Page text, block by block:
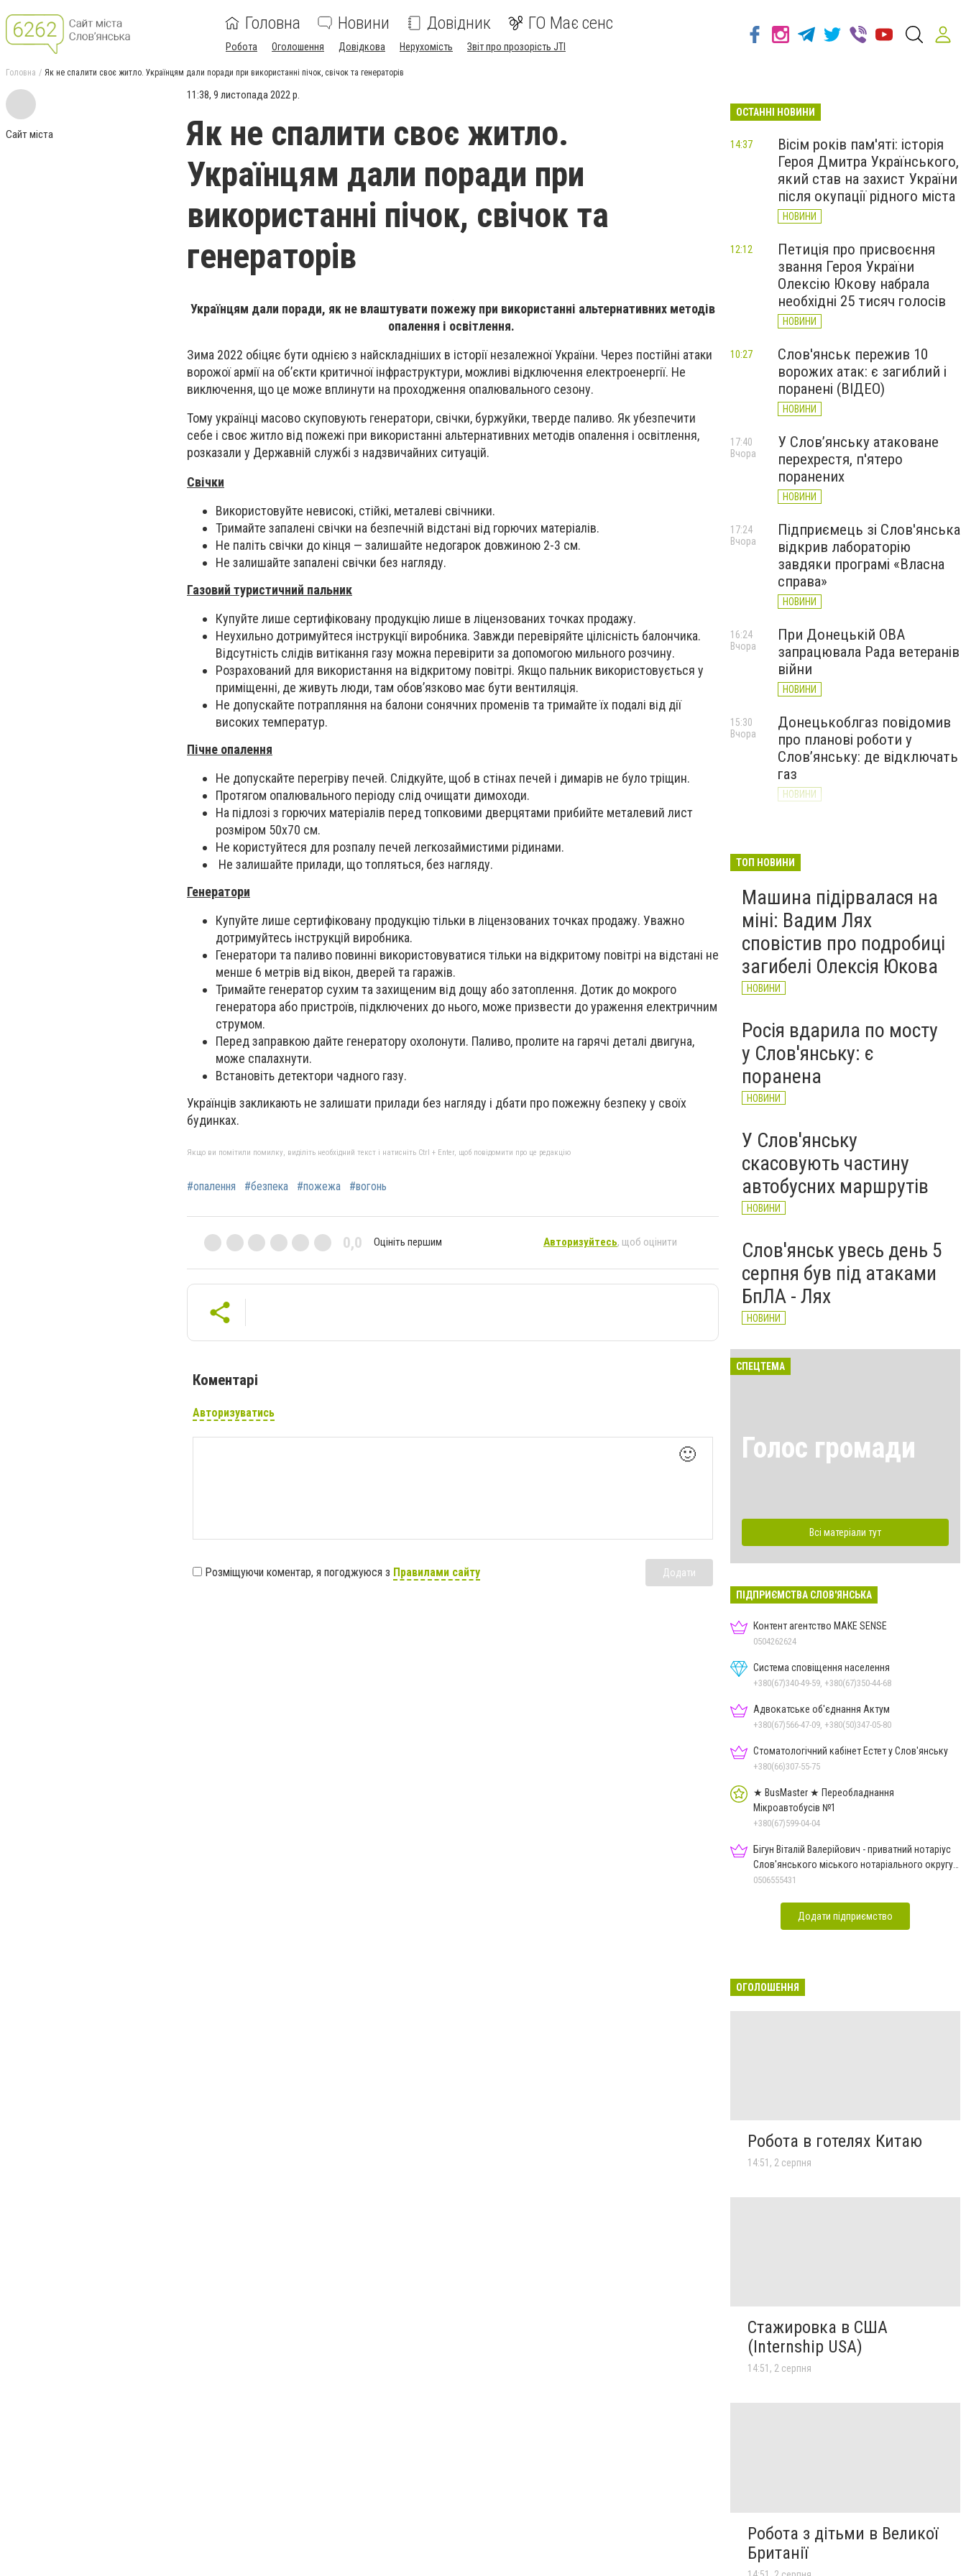
Головна Новини Довідник ГО Має сенс
Робота Оголошення Довідкова Нерухомість Звіт про прозорість JTI
Головна Як не спалити своє житло. Українцям дали поради при використанні пічок, свічок та генераторів
Сайт міста
11:38, 9 листопада 2022 р.
Як не спалити своє житло.
Українцям дали поради при
використанні пічок, свічок та
генераторів
Українцям дали поради, як не влаштувати пожежу при використанні альтернативних методів
опалення і освітлення.
Зима 2022 обіцяє бути однією з найскладніших в історії незалежної України. Через постійні атаки
ворожої армії на об’єкти критичної інфраструктури, можливі відключення електроенергії. Не
виключення, що це може вплинути на проходження опалювального сезону.
Тому українці масово скуповують генератори, свічки, буржуйки, тверде паливо. Як убезпечити
себе і своє житло від пожежі при використанні альтернативних методів опалення і освітлення,
розказали у Державній службі з надзвичайних ситуацій.
Свічки
Використовуйте невисокі, стійкі, металеві свічники.
Тримайте запалені свічки на безпечній відстані від горючих матеріалів.
Не паліть свічки до кінця — залишайте недогарок довжиною 2-3 см.
Не залишайте запалені свічки без нагляду.
Газовий туристичний пальник
Купуйте лише сертифіковану продукцію лише в ліцензованих точках продажу.
Неухильно дотримуйтеся інструкції виробника. Завжди перевіряйте цілісність балончика.
Відсутність слідів витікання газу можна перевірити за допомогою мильного розчину.
Розрахований для використання на відкритому повітрі. Якщо пальник використовується у
приміщенні, де живуть люди, там обов’язково має бути вентиляція.
Не допускайте потрапляння на балони сонячних променів та тримайте їх подалі від дії
високих температур.
Пічне опалення
Не допускайте перегріву печей. Слідкуйте, щоб в стінах печей і димарів не було тріщин.
Протягом опалювального періоду слід очищати димоходи.
На підлозі з горючих матеріалів перед топковими дверцятами прибийте металевий лист
розміром 50х70 см.
Не користуйтеся для розпалу печей легкозаймистими рідинами.
Не залишайте прилади, що топляться, без нагляду.
Генератори
Купуйте лише сертифіковану продукцію тільки в ліцензованих точках продажу. Уважно
дотримуйтесь інструкцій виробника.
Генератори та паливо повинні використовуватися тільки на відкритому повітрі на відстані не
менше 6 метрів від вікон, дверей та гаражів.
Тримайте генератор сухим та захищеним від дощу або затоплення. Дотик до мокрого
генератора або пристроїв, підключених до нього, може призвести до ураження електричним
струмом.
Перед заправкою дайте генератору охолонути. Паливо, пролите на гарячі деталі двигуна,
може спалахнути.
Встановіть детектори чадного газу.
Українців закликають не залишати прилади без нагляду і дбати про пожежну безпеку у своїх
будинках.
Якщо ви помітили помилку, виділіть необхідний текст і натисніть Ctrl + Enter, щоб повідомити про це редакцію
#опалення #безпека #пожежа #вогонь
0,0 Оцініть першим Авторизуйтесь, щоб оцінити
Коментарі
Авторизуватись
🙂
Розміщуючи коментар, я погоджуюся з Правилами сайту Додати
ОСТАННІ НОВИНИ
Вісім років пам'яті: історія
Героя Дмитра Українського,
який став на захист України
після окупації рідного міста
НОВИНИ
14:37
Петиція про присвоєння
звання Героя України
Олексію Юкову набрала
необхідні 25 тисяч голосів
НОВИНИ
12:12
Слов'янськ пережив 10
ворожих атак: є загиблий і
поранені (ВІДЕО)
НОВИНИ
10:27
У Слов’янську атаковане
перехрестя, п'ятеро
поранених
НОВИНИ
17:40
Вчора
Підприємець зі Слов'янська
відкрив лабораторію
завдяки програмі «Власна
справа»
НОВИНИ
17:24
Вчора
При Донецькій ОВА
запрацювала Рада ветеранів
війни
НОВИНИ
16:24
Вчора
Донецькоблгаз повідомив
про планові роботи у
Слов’янську: де відключать
газ
НОВИНИ
15:30
Вчора
долучилися до відбудови
НОВИНИ
ТОП НОВИНИ
Машина підірвалася на
міні: Вадим Лях
сповістив про подробиці
загибелі Олексія Юкова
НОВИНИ
Росія вдарила по мосту
у Слов'янську: є
поранена
НОВИНИ
У Слов'янську
скасовують частину
автобусних маршрутів
НОВИНИ
Слов'янськ увесь день 5
серпня був під атаками
БпЛА - Лях
НОВИНИ
СПЕЦТЕМА
Голос громади
Всі матеріали тут
ПІДПРИЄМСТВА СЛОВ'ЯНСЬКА
Контент агентство MAKE SENSE
0504262624
Система сповіщення населення
+380(67)340-49-59, +380(67)350-44-68
Адвокатське об'єднання Актум
+380(67)566-47-09, +380(50)347-05-80
Стоматологічний кабінет Естет у Слов'янську
+380(66)307-55-75
★ BusMaster ★ Переобладнання
Мікроавтобусів №1
+380(67)599-04-04
Бігун Віталій Валерійович - приватний нотаріус
Слов'янського міського нотаріального округу
Дон.обл.
0506555431
Додати підприємство
ОГОЛОШЕННЯ
Робота в готелях Китаю
14:51, 2 серпня
Стажировка в США
(Internship USA)
14:51, 2 серпня
Робота з дітьми в Великої
Британії